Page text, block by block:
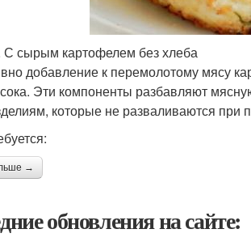
С сырым картофелем без хлеба
добавление к перемолотому мясу
Эти компоненты разбавляют
которые не разваливаются при
→
обновления на сайте: